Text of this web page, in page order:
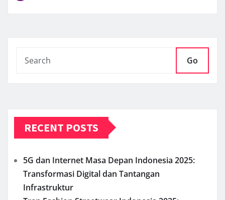
Go
RECENT POSTS
5G dan Internet Masa Depan Indonesia 2025:
Transformasi Digital dan Tantangan
Infrastruktur